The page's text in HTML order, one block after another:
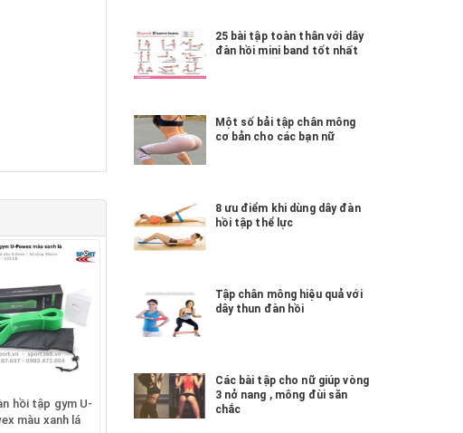
hồi tập gym U-
màu xanh lá
25 bài tập toàn thân với dây
đàn hồi mini band tốt nhất
Một số bải tập chân mông
cơ bản cho các bạn nữ
8 ưu điểm khi dùng dây đàn
hồi tập thể lực
Tập chân mông hiệu quả với
dây thun đàn hồi
Các bài tập cho nữ giúp vòng
3 nở nang , mông đùi săn
chắc